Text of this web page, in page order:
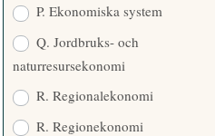
P. Ekonomiska system
Q. Jordbruks- och
naturresursekonomi
R. Regionalekonomi
R. Regionekonomi